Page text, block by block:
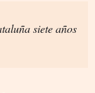
siete años